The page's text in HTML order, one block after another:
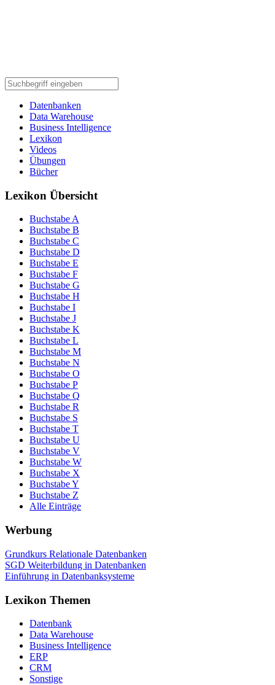
Datenbanken
Data Warehouse
Business Intelligence
Lexikon
Videos
Übungen
Bücher
Lexikon Übersicht
Buchstabe A
Buchstabe B
Buchstabe C
Buchstabe D
Buchstabe E
Buchstabe F
Buchstabe G
Buchstabe H
Buchstabe I
Buchstabe J
Buchstabe K
Buchstabe L
Buchstabe M
Buchstabe N
Buchstabe O
Buchstabe P
Buchstabe Q
Buchstabe R
Buchstabe S
Buchstabe T
Buchstabe U
Buchstabe V
Buchstabe W
Buchstabe X
Buchstabe Y
Buchstabe Z
Alle Einträge
Werbung
Grundkurs Relationale Datenbanken
SGD Weiterbildung in Datenbanken
Einführung in Datenbanksysteme
Lexikon Themen
Datenbank
Data Warehouse
Business Intelligence
ERP
CRM
Sonstige